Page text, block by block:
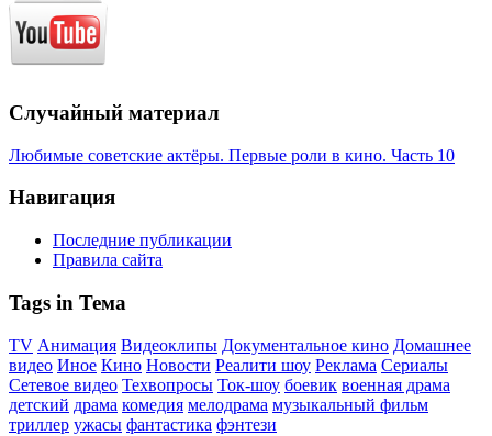
Случайный материал
Любимые советские актёры. Первые роли в кино. Часть 10
Навигация
Последние публикации
Правила сайта
Tags in Тема
TV Анимация Видеоклипы Документальное кино Домашнее
видео Иное Кино Новости Реалити шоу Реклама Сериалы
Сетевое видео Техвопросы Ток-шоу боевик военная драма
детский драма комедия мелодрама музыкальный фильм
триллер ужасы фантастика фэнтези